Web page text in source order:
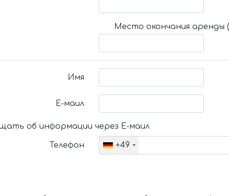
Место окончания аренды
Имя
Е-маил
об информации через Е-маил
Телефон +49